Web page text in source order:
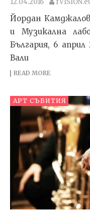
12.04.2016
Йордан
и Музикална
България, 6 април
Вали
READ MORE
АРТ СЪБИТИЯ